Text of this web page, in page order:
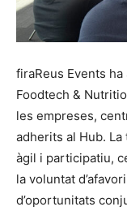
firaReus Events
Foodtech &
les empreses,
adherits al Hub. La
àgil i participatiu,
la voluntat
d’oportunitats